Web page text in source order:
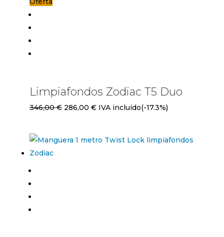
Limpiafondos Zodiac T5 Duo
346,00€ El
286,00 €ElIVA incluido(-17.3%)